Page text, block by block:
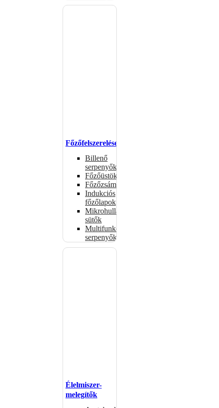
Főzőfelszerelések
Billenő
serpenyők
Főzőüstök
Főzőzsámolyok
Indukciós
főzőlapok
Mikrohullámú
sütők
Multifunkciós
serpenyők
Élelmiszer-
melegítők